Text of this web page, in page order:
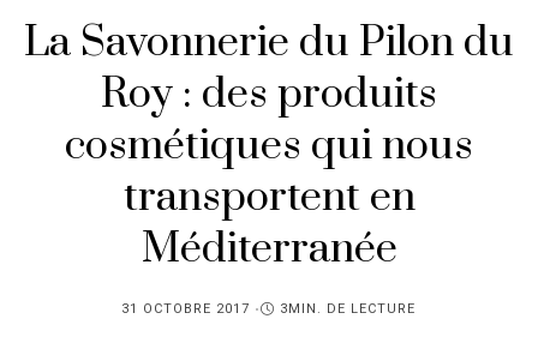
La Savonnerie du Pilon du
Roy : des produits
cosmétiques qui nous
transportent en
Méditerranée
PUBLIÉ
31 OCTOBRE 2017 3MIN. DE LECTURE